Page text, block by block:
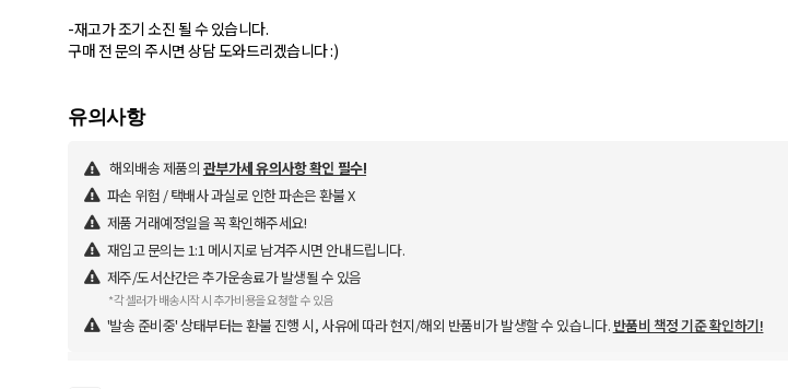
-재고가 조기 소진 될 수 있습니다.
구매 전 문의 주시면 상담 도와드리겠습니다 :)
유의사항
해외배송 제품의 관부가세 유의사항 확인 필수!
파손 위험 / 택배사 과실로 인한 파손은 환불 X
제품 거래예정일을 꼭 확인해주세요!
재입고 문의는 1:1 메시지로 남겨주시면 안내드립니다.
제주/도서산간은 추가운송료가 발생될 수 있음
*각 셀러가 배송시작 시 추가비용을 요청할 수 있음
'발송 준비중' 상태부터는 환불 진행 시, 사유에 따라 현지/해외 반품비가 발생할 수 있습니다. 반품비 책정 기준 확인하기!